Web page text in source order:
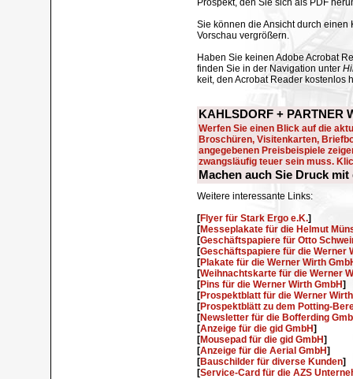
Prospekt, den Sie sich als PDF
Sie können die Ansicht durch einen
Vorschau vergrößern.
Haben Sie keinen Adobe Acrobat
finden Sie in der Navigation unter
keit, den Acrobat Reader kostenlos
KAHLSDORF + PARTNER
Werfen Sie einen Blick auf die
Broschüren, Visitenkarten,
angegebenen Preisbeispiele
zwangsläufig teuer sein muss.
Machen auch Sie Druck
Weitere interessante Links:
[Flyer für Stark Ergo e.K.]
[Messeplakate für die Helmut
[Geschäftspapiere für Otto
[Geschäftspapiere für die Werner
[Plakate für die Werner Wirth
[Weihnachtskarte für die Werner
[Pins für die Werner Wirth GmbH]
[Prospektblatt für die Werner
[Prospektblätt zu dem Potting-
[Newsletter für die Bofferding
[Anzeige für die gid GmbH]
[Mousepad für die gid GmbH]
[Anzeige für die Aerial GmbH]
[Bauschilder für diverse Kunden]
[Service-Card für die AZS